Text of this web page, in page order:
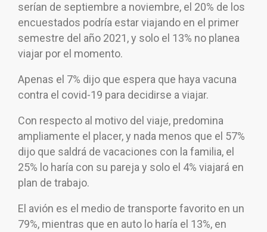
serían de septiembre a noviembre, el 20% de los
encuestados podría estar viajando en el primer
semestre del año 2021, y solo el 13% no planea
viajar por el momento.
Apenas el 7% dijo que espera que haya vacuna
contra el covid-19 para decidirse a viajar.
Con respecto al motivo del viaje, predomina
ampliamente el placer, y nada menos que el 57%
dijo que saldrá de vacaciones con la familia, el
25% lo haría con su pareja y solo el 4% viajará en
plan de trabajo.
El avión es el medio de transporte favorito en un
79%, mientras que en auto lo haría el 13%, en